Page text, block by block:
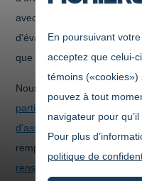
En poursuivant
acceptez que celui-
témoins
pouvez à tout
navigateur pour
Pour plus
politique de
avec l'aide
d'évacuer l'immeuble en
que le font normalement
Nous vous invitons à
particulières lors
d'assistance
remplissant le
renseignements personnels